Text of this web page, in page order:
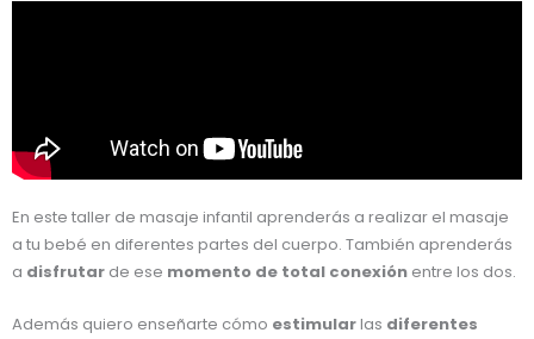
En este taller de masaje infantil aprenderás a realizar el masaje
a tu bebé en diferentes partes del cuerpo. También aprenderás
a disfrutar de ese momento de total conexión entre los dos.
Además quiero enseñarte cómo estimularlas diferentes